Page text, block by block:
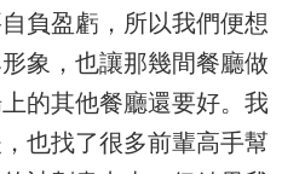
負盈虧，所以我們便想
象，也讓那幾間餐廳做
的其他餐廳還要好。我
也找了很多前輩高手幫